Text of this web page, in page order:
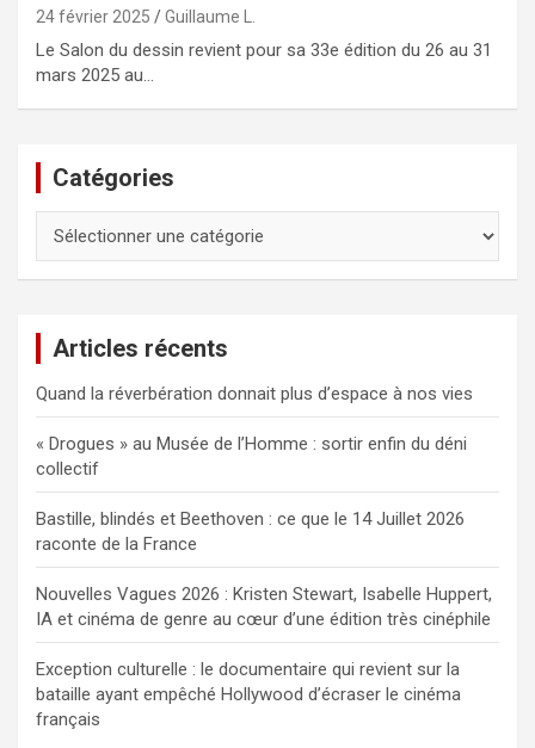
24 février 2025 Guillaume L.
Le Salon du dessin revient pour sa 33e édition du 26 au 31
mars 2025 au…
Catégories
Articles récents
Quand la réverbération donnait plus d’espace à nos vies
« Drogues » au Musée de l’Homme : sortir enfin du déni
collectif
Bastille, blindés et Beethoven : ce que le 14 Juillet 2026
raconte de la France
Nouvelles Vagues 2026 : Kristen Stewart, Isabelle Huppert,
IA et cinéma de genre au cœur d’une édition très cinéphile
Exception culturelle : le documentaire qui revient sur la
bataille ayant empêché Hollywood d’écraser le cinéma
français